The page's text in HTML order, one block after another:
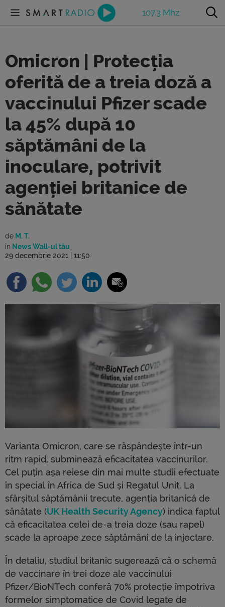
107.3 Mhz
Omicron | Protecția
oferită de a treia doză a
vaccinului Pfizer scade
la 45% după 10
săptămâni de la
inoculare, potrivit
agenției britanice de
sănătate
de M. T.
în News Wall-ul tău
29 decembrie 2021 | 11:50
Varianta Omicron, care se răspândește într-un
ritm rapid, subminează eficacitatea vaccinurilor.
Cel puțin așa reiese din mai multe studii efectuate
în special în Africa de Sud și Regatul Unit. La
sfârșitul săptămânii trecute, agenția britanică de
sănătate (UK Health Security Agency) indica faptul
că eficacitatea celei de-a treia doze (sau rapel)
scade la aproape zece săptămâni de la injectare.
În detaliu, studiul britanic sugerează că o schemă
de vaccinare în trei doze ale vaccinului
Pfizer/BioNTech conferă 70% protecție împotriva
formelor simptomatice de Covid legate de